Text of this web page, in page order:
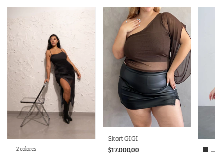
2 colores
Skort GIGI
$17.000,00